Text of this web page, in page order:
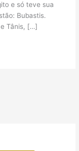
e só teve sua
Bubastis.
Tânis, […]